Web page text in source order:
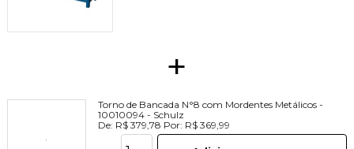
+
Torno de Bancada N°8 com Mordentes Metálicos -
10010094 - Schulz
De: R$ 379,78 Por: R$ 369,99